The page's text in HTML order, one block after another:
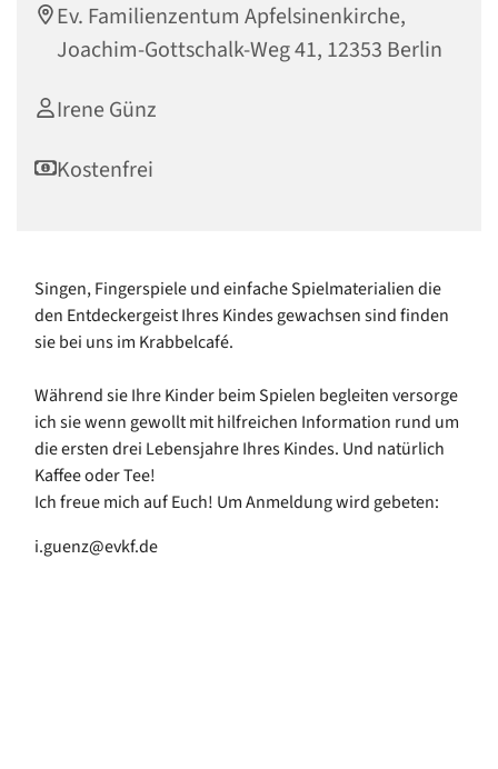
Ev. Familienzentum Apfelsinenkirche,
Joachim-Gottschalk-Weg 41, 12353 Berlin
Irene Günz
Kostenfrei
Singen, Fingerspiele und einfache Spielmaterialien die
den Entdeckergeist Ihres Kindes gewachsen sind finden
sie bei uns im Krabbelcafé.
Während sie Ihre Kinder beim Spielen begleiten versorge
ich sie wenn gewollt mit hilfreichen Information rund um
die ersten drei Lebensjahre Ihres Kindes. Und natürlich
Kaffee oder Tee!
Ich freue mich auf Euch! Um Anmeldung wird gebeten:
i.guenz@evkf.de